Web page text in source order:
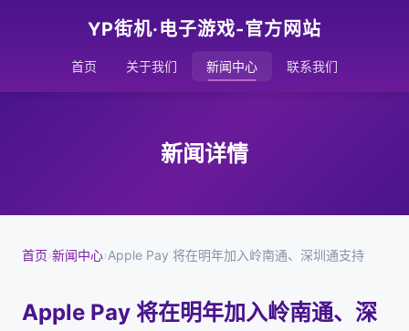
YP街机·电子游戏-官方网站
首页 关于我们 新闻中心 联系我们
新闻详情
首页›新闻中心›Apple Pay 将在明年加入岭南通、深圳通支持
Apple Pay 将在明年加入岭南通、深